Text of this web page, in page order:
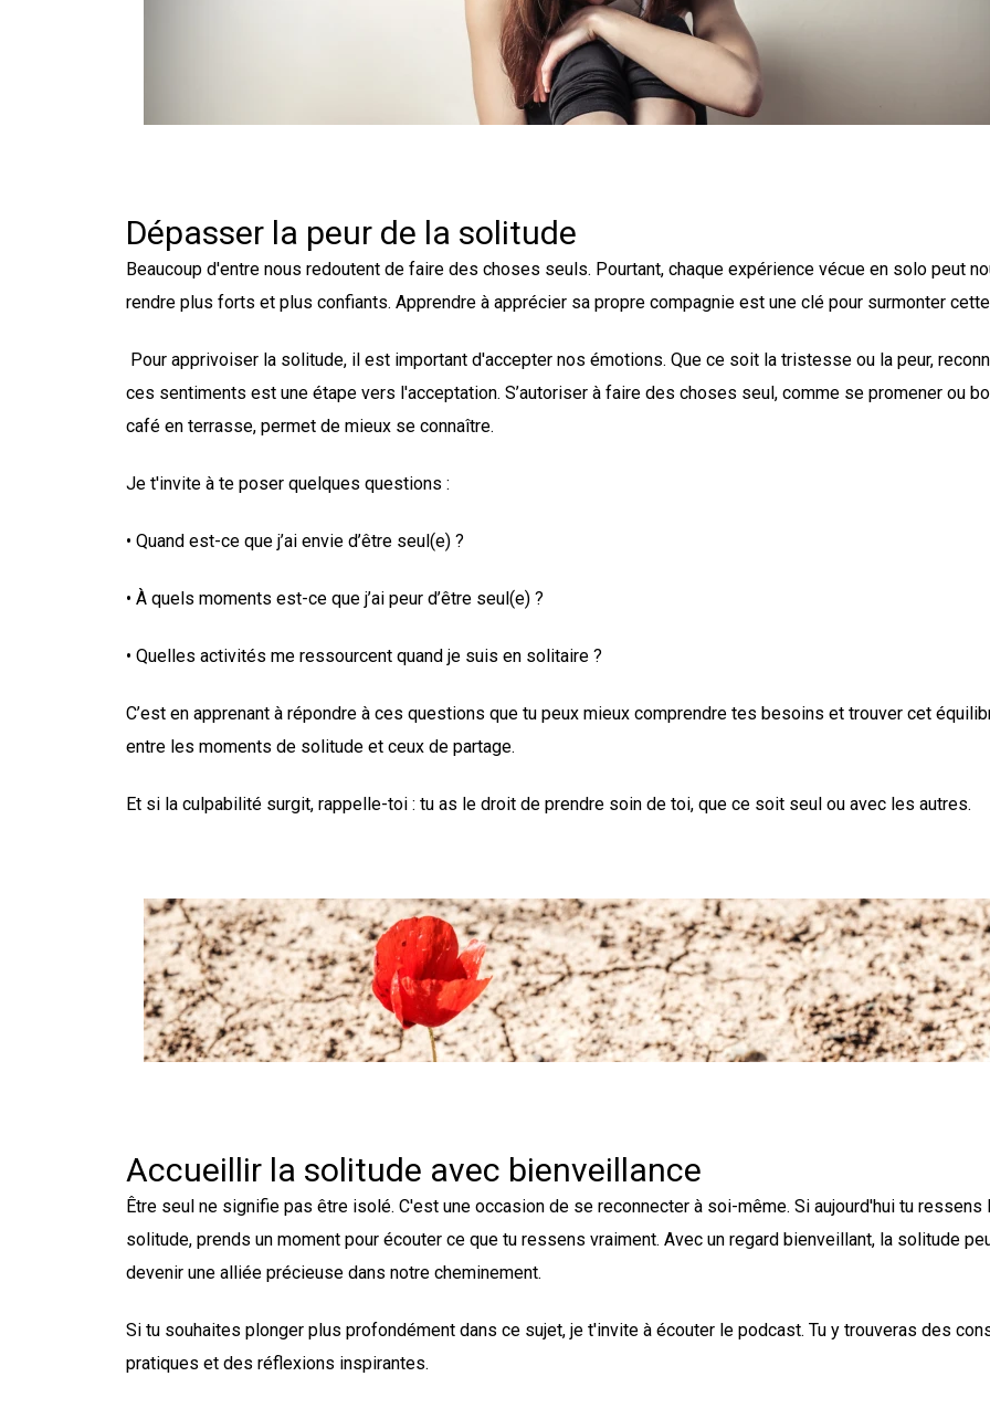
Dépasser la peur de la solitude
Beaucoup d'entre nous redoutent de faire des choses seuls. Pourtant, chaque expérience vécue en solo peut
rendre plus forts et plus confiants. Apprendre à apprécier sa propre compagnie est une clé pour surmonter
Pour apprivoiser la solitude, il est important d'accepter nos émotions. Que ce soit la tristesse ou la peur,
ces sentiments est une étape vers l'acceptation. S’autoriser à faire des choses seul, comme se promener ou
café en terrasse, permet de mieux se connaître.
Je t'invite à te poser quelques questions :
• Quand est-ce que j’ai envie d’être seul(e) ?
• À quels moments est-ce que j’ai peur d’être seul(e) ?
• Quelles activités me ressourcent quand je suis en solitaire ?
C’est en apprenant à répondre à ces questions que tu peux mieux comprendre tes besoins et trouver cet
entre les moments de solitude et ceux de partage.
Et si la culpabilité surgit, rappelle-toi : tu as le droit de prendre soin de toi, que ce soit seul ou avec les autres.
Accueillir la solitude avec bienveillance
Être seul ne signifie pas être isolé. C'est une occasion de se reconnecter à soi-même. Si aujourd'hui tu ressens
solitude, prends un moment pour écouter ce que tu ressens vraiment. Avec un regard bienveillant, la solitude
devenir une alliée précieuse dans notre cheminement.
Si tu souhaites plonger plus profondément dans ce sujet, je t'invite à écouter le podcast. Tu y trouveras des
pratiques et des réflexions inspirantes.